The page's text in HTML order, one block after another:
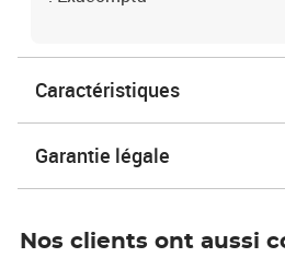
Caractéristiques
Garantie légale
Nos clients ont aussi